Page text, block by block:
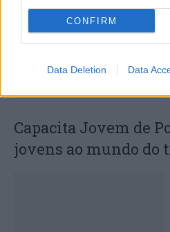
CONFIRM
Data Deletion Data
Capacita Jovem de
jovens ao mundo do